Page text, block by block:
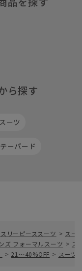
ら探す
スーツ
テーパード
リーピーススーツ > スー
ズ フォーマルスーツ > ス
> 21～40%OFF > スーツ